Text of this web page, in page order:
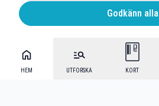
HEM UTFORSKA KORT
Godkänn alla